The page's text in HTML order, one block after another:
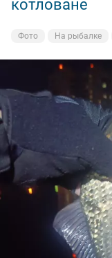
котловане
Фото На рыбалке